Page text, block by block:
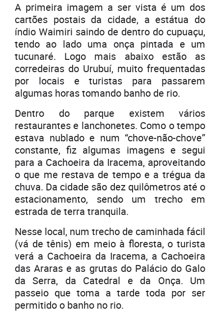
A primeira imagem a ser vista é um dos
cartões postais da cidade, a estátua do
índio Waimiri saindo de dentro do cupuaçu,
tendo ao lado uma onça pintada e um
tucunaré. Logo mais abaixo estão as
corredeiras do Urubuí, muito frequentadas
por locais e turistas para passarem
algumas horas tomando banho de rio.
Dentro do parque existem vários
restaurantes e lanchonetes. Como o tempo
estava nublado e num “chove-não-chove”
constante, fiz algumas imagens e segui
para a Cachoeira da Iracema, aproveitando
o que me restava de tempo e a trégua da
chuva. Da cidade são dez quilômetros até o
estacionamento, sendo um trecho em
estrada de terra tranquila.
Nesse local, num trecho de caminhada fácil
(vá de tênis) em meio à floresta, o turista
verá a Cachoeira da Iracema, a Cachoeira
das Araras e as grutas do Palácio do Galo
da Serra, da Catedral e da Onça. Um
passeio que toma a tarde toda por ser
permitido o banho no rio.